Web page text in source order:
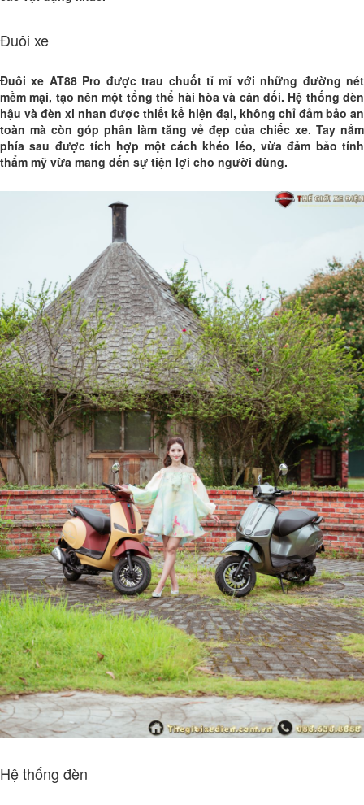
Đuôi xe
Đuôi xe AT88 Pro được trau chuốt tỉ mỉ với những đường nét
mềm mại, tạo nên một tổng thể hài hòa và cân đối. Hệ thống đèn
hậu và đèn xi nhan được thiết kế hiện đại, không chỉ đảm bảo an
toàn mà còn góp phần làm tăng vẻ đẹp của chiếc xe. Tay nắm
phía sau được tích hợp một cách khéo léo, vừa đảm bảo tính
thẩm mỹ vừa mang đến sự tiện lợi cho người dùng.
Hệ thống đèn